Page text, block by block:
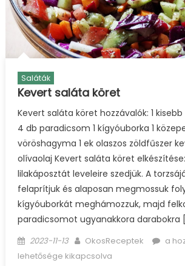
Saláták
Kevert saláta köret
Kevert saláta köret hozzávalók: 1
4 db paradicsom 1 kígyóuborka 1
vöröshagyma 1 ek olaszos zöldfűszer
olívaolaj Kevert saláta köret elkészítése:
lilakáposztát leveleire szedjük. A
felaprítjuk és alaposan megmossuk
kígyóuborkát meghámozzuk, majd
paradicsomot ugyanakkora darabokra
Posted
on
2023-11-13 Author
OkosReceptek
a
lehetősége kikapcsolva